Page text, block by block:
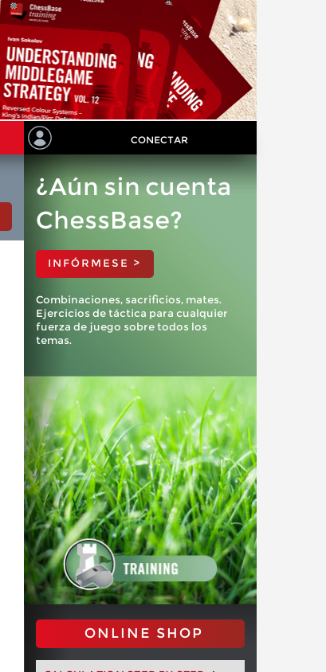
CONECTAR
¿Aún sin cuenta
ChessBase?
INFÓRMESE >
Combinaciones, sacrificios, mates.
Ejercicios de táctica para cualquier
fuerza de juego sobre todos los
temas.
ONLINE SHOP